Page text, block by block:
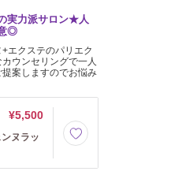
実力派サロン★人
◎
エクステのパリエク
ウンセリングで一人
案しますのでお悩み
¥5,500
ヌラッ